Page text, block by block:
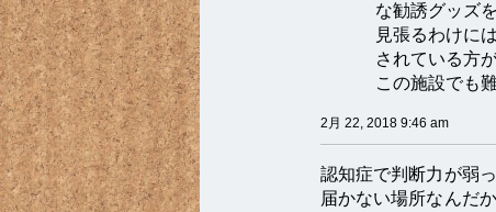
な勧誘グッズ
見張るわけに
されている方
この施設でも
2月 22, 2018 9:46 am
認知症で判断力が弱
届かない場所なんだ